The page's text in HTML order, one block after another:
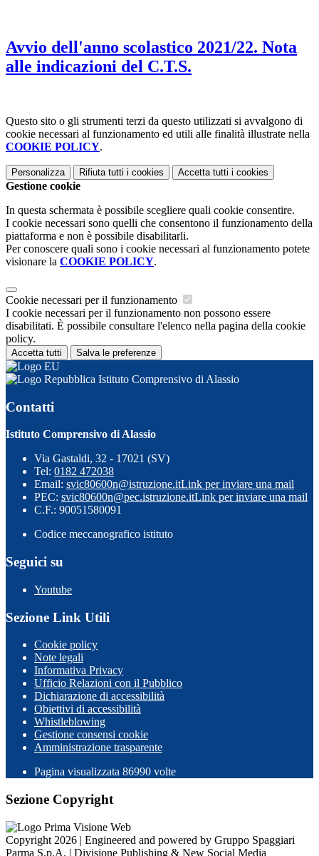
Avvio dell'anno scolastico 2021/22. Nota
alle indicazioni del C.T.S.
Questo sito o gli strumenti terzi da questo utilizzati si avvalgono di
cookie necessari al funzionamento ed utili alle finalità illustrate nella
COOKIE POLICY.
Personalizza Rifiuta tutti i cookies Accetta tutti i cookies
Gestione cookie
In questa schermata è possibile scegliere quali cookie consentire.
I cookie necessari sono quelli che consentono il funzionamento della
piattaforma e non è possibile disabilitarli.
Per conoscere quali sono i cookie necessari al funzionamento potete
visionare la COOKIE POLICY.
Cookie necessari per il funzionamento
I cookie necessari per il funzionamento non possono essere
disabilitati. È possibile consultare l'elenco nella pagina della cookie
policy.
Accetta tutti Salva le preferenze
Istituto Comprensivo di Alassio
Contatti
Istituto Comprensivo di Alassio
Via Gastaldi, 32 - 17021 (SV)
Tel: 0182 472038
Email: svic80600n@istruzione.itLink per inviare una mail
PEC: svic80600n@pec.istruzione.itLink per inviare una mail
C.F.: 90051580091
Codice meccanografico istituto
Seguici su
Youtube
Sezione Link Utili
Cookie policy
Note legali
Informativa Privacy
Ufficio Relazioni con il Pubblico
Dichiarazione di accessibilità
Obiettivi di accessibilità
Whistleblowing
Gestione consensi cookie
Amministrazione trasparente
Pagina visualizzata 86990 volte
Sezione Copyright
Copyright 2026 | Engineered and powered by Gruppo Spaggiari
Parma S.p.A. | Divisione Publishing & New Social Media